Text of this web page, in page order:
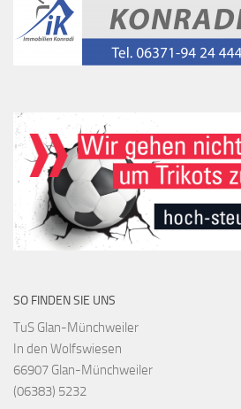
SO FINDEN SIE UNS
TuS Glan-Münchweiler
In den Wolfswiesen
66907 Glan-Münchweiler
(06383) 5232